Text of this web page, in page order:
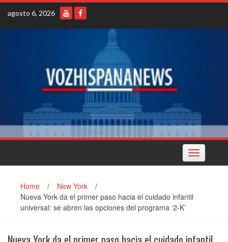
Skip
content
agosto 6, 2026
Toggle
navigation
Home / New York
/
Nueva York da el primer paso hacia el cuidado infantil
universal: se abren las opciones del programa ‘2-K’